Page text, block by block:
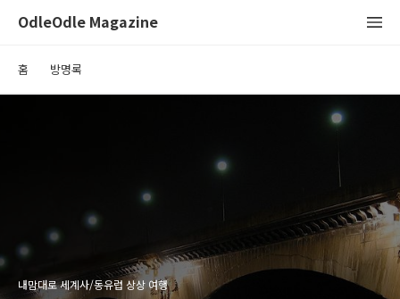
OdleOdle Magazine
홈 방명록
내맘대로 세계사/동유럽 상상 여행